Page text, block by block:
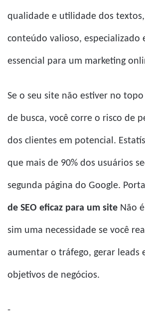
qualidade e utilidade dos
conteúdo valioso, especializado
essencial para um marketing
Se o seu site não estiver no
de busca, você corre o risco de
dos clientes em potencial.
que mais de 90% dos usuários
segunda página do Google.
de SEO eficaz para um site Não
sim uma necessidade se você
aumentar o tráfego, gerar leads
objetivos de negócios.
-